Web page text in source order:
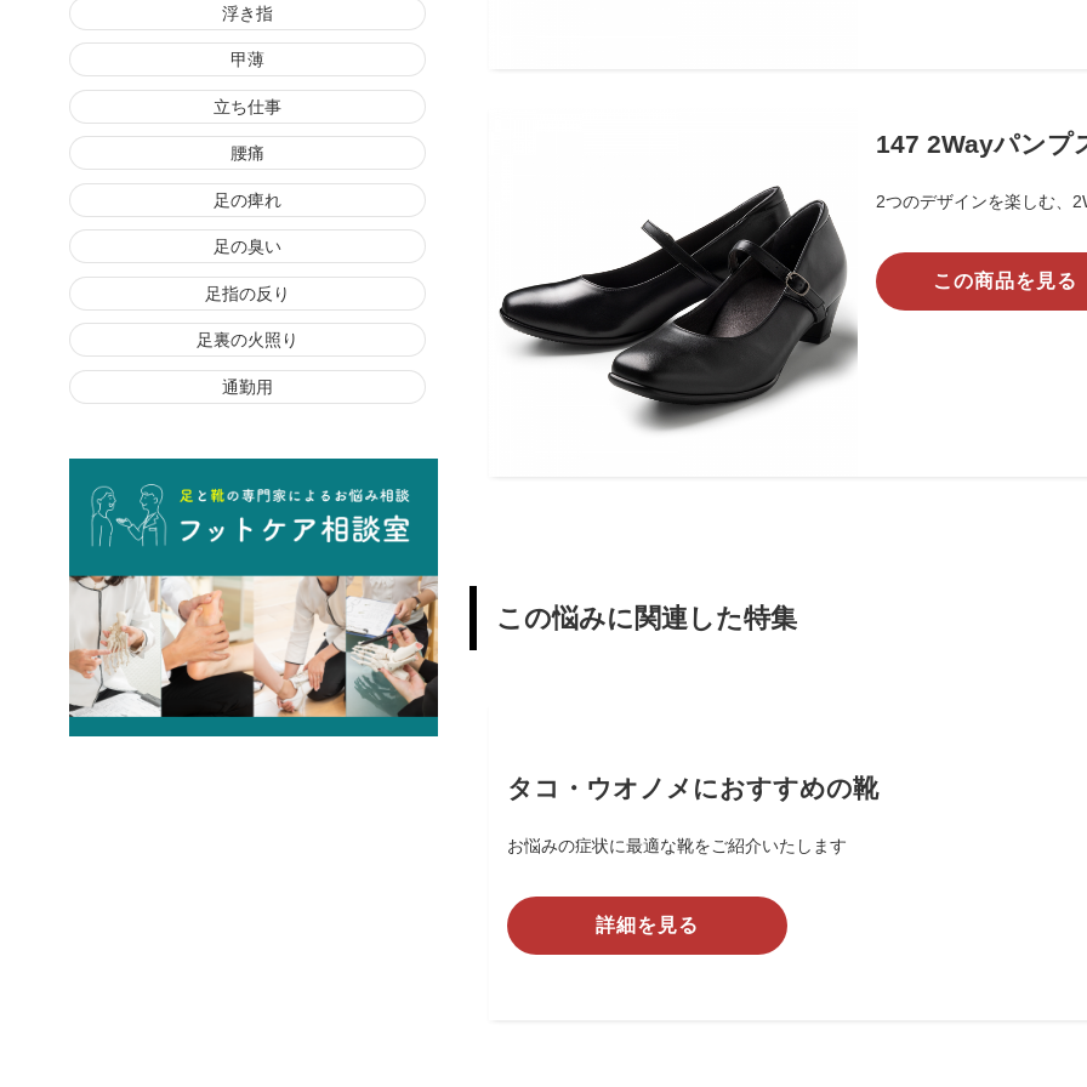
147 2Wayパンプ
2つのデザインを楽しむ、
この商品を見る
この悩みに関連した特集
タコ・ウオノメにおすすめの靴
お悩みの症状に最適な靴をご紹介いたします
詳細を見る
浮き指
甲薄
立ち仕事
腰痛
足の痺れ
足の臭い
足指の反り
足裏の火照り
通勤用